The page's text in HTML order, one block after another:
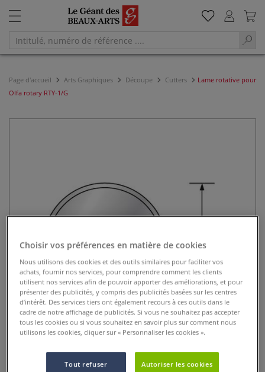
Page d'accueil Arts Graphiques Découpe Cutters
Lame rotative pour
Olfa rotary RTY-1/G
Choisir vos préférences en matière de cookies
Nous utilisons des cookies et des outils similaires pour faciliter vos
achats, fournir nos services, pour comprendre comment les clients
utilisent nos services afin de pouvoir apporter des améliorations, et pour
présenter des publicités, y compris des publicités basées sur les centres
d’intérêt. Des services tiers ont également recours à ces outils dans le
cadre de notre affichage de publicités. Si vous ne souhaitez pas accepter
tous les cookies ou si vous souhaitez en savoir plus sur comment nous
utilisons les cookies, cliquer sur « Personnaliser les cookies ».
Tout refuser Autoriser les cookies